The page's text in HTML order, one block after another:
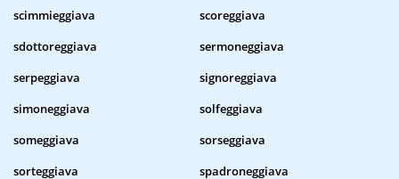
scimmieggiava
scoreggiava
sdottoreggiava
sermoneggiava
serpeggiava
signoreggiava
simoneggiava
solfeggiava
someggiava
sorseggiava
sorteggiava
spadroneggiava